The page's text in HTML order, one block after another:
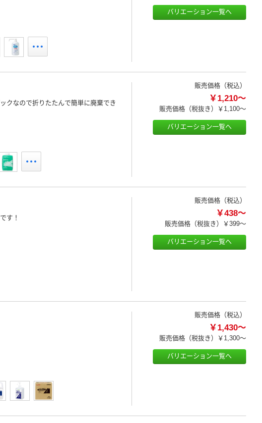
バリエーション一覧へ
クなので折りたたんで簡単に廃棄でき
販売価格（税込）
￥1,210～
販売価格（税抜き） ￥1,100～
バリエーション一覧へ
す！
販売価格（税込）
￥438～
販売価格（税抜き） ￥399～
バリエーション一覧へ
販売価格（税込）
￥1,430～
販売価格（税抜き） ￥1,300～
バリエーション一覧へ